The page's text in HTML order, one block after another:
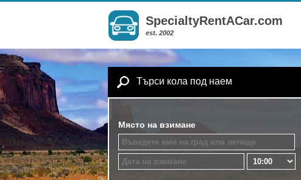
SpecialtyRentACar.com
est. 2002
Търси кола под наем
Място на взимане